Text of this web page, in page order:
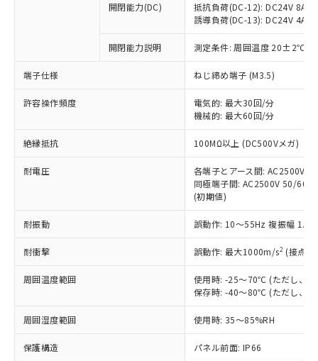
開閉能力(DC)
抵抗負荷(DC-12): DC24V 8A/
誘導負荷(DC-13): DC24V 4A/
開閉能力説明 測定条件: 周囲温度 20±2℃、
端子仕様 ねじ締め端子 (M3.5)
許容操作頻度
電気的: 最大30回/分
機械的: 最大60回/分
絶縁抵抗 100MΩ以上 (DC500Vメガ)
耐電圧
各端子とアース間: AC2500V
同極端子間: AC2500V 50/
(初期値)
耐振動 誤動作: 10～55Hz 複振幅
耐衝撃 誤動作: 最大1000m/s2 (接点
周囲温度範囲
使用時: -25～70℃ (ただし、氷
保存時: -40～80℃ (ただし、氷
周囲湿度範囲 使用時: 35～85%RH
保護構造 パネル前面: IP66
以下の条件をお読みいただき、同意のうえ
ご利用ください。
本サービスは、当社制御機器事業取扱
商品の当社在庫状況および標準価格
(税抜)を提供させていただくもので
当社制御機器事業取扱商品の中には、
本サービスの対象外となる商品もある
ことをご了承ください。
在庫状況および標準価格照会結果は、
記載している更新日時点での社内デー
タに基づき作成されるものであり、閲
覧された時点での実際の在庫および標
準価格とは異なる場合があることをご
正式な納期状況および標準価格はお客
様のお取引先、またはお客様担当のオ
ムロン制御機器販売店・当社販売員に
オムロン制御機器販売店や当社販売拠
販売ネットワーク
」をご確認
対応予定なし：EU RoHS指令（10物質）の
非含有に非対応の商品で、対応品を出す予
調査・確認中：EU RoHS指令（10物質）の
非含有の対応状況を調査中または確認中の
商品です。
非該当品：ライセンス料など無形物で、有
害物質有無と関係のない商品です。
仕入先様の事情により、非含有部品として
いたものが、含有品と判明した場合などや
むを得ず変更することがあります。
鉛(Pb) 1000ppm以下、 水銀(Hg) 1000ppm以下、 カド
六価クロム(Cr(Ⅵ)) 1000ppm以下、ポリ臭化ビフェニル
類(PBB) 1000ppm以下、ポリ臭化ジフェニルエーテル類
ルベンジル（BBP） 1000ppm以下、フタル酸ジブチル
（DBP） 1000ppm以下、フタル酸ジイソブチル
但し、RoHS指令で産業用監視および制御機器に対する
適用除外項目は除く。
フタル酸エステル類の４物質については閾値を超える意
図的な使用がないことを確認しています。
「○」：最大均質材料含有率が中国RoHSの
基準値以下であることを示します。
「×」：最大均質材料含有率が中国RoHSの
基準値を超えていることを示します。
「－」：未確認です。当社販売部門へお問
*中国RoHS10物質の基準値 (GB/T26572)：
Pb(鉛) :1000ppm、 Hg(水銀) : 1000ppm、 Cd(カドミウ
Cr(Ⅵ)(六価クロム) : 1000ppm、 PBBs(ポリ臭化ビフェ
ニル類) : 1000ppm、 PBDEs(ポリ臭化ジフェニルエーテ
ル類) : 1000ppm、
DBP(フタル酸ジブチル) : 1000ppm、 DIBP(フタル酸ジ
イソブチル) : 1000ppm、 BBP(フタル酸ブチルベンジ
DEHP(フタル酸ビス(2-エチルヘキシル)) : 1000ppm
当社は、これら貴社製品のうち、外国
為替および外国貿易法に定める商品
（以下｢規制貨物等」という）を輸出
または国外への提供する場合は、日本
国政府の輸出許可(または役務取引許
可)を取得するなどの必要な手続きを
当社は規制貨物を破棄する場合は、完
全に破砕するなど、違法に輸出されな
いよう必要な手段を講じます。
当社は貴社製品を、核兵器、ミサイ
ル、化学兵器、生物兵器またはその他
武器並びにこれらの製造装置等に一切
一定数以上の在庫あり
一定数には満たないが在庫あり
在庫なし(最新の在庫状況につ
いては、お客様のお取引先、ま